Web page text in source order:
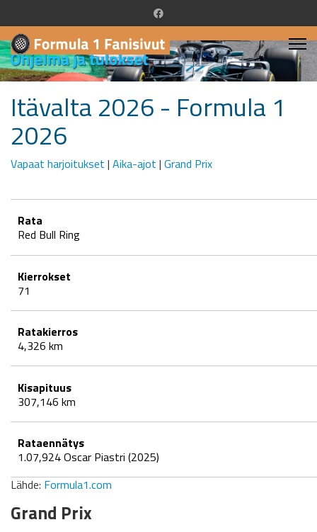
Itävalta 2026 - Formula 1
2026
Vapaat harjoitukset | Aika-ajot | Grand Prix
Rata
Red Bull Ring
Kierrokset
71
Ratakierros
4,326 km
Kisapituus
307,146 km
Rataennätys
1.07,924 Oscar Piastri (2025)
Lähde: Formula1.com
Grand Prix